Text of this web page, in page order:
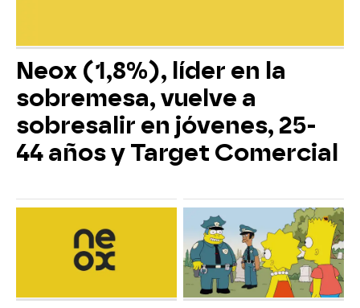
Neox (1,8%), líder en la
sobremesa, vuelve a
sobresalir en jóvenes, 25-
44 años y Target Comercial